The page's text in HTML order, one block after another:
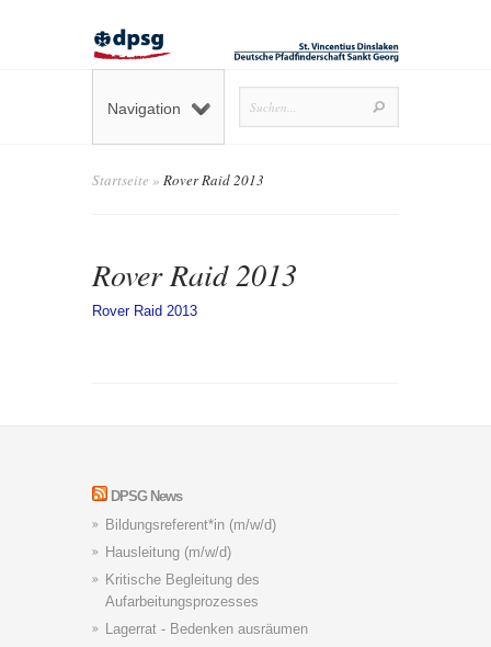
Navigation
Startseite » Rover Raid 2013
Rover Raid 2013
Rover Raid 2013
DPSG News
Bildungsreferent*in (m/w/d)
Hausleitung (m/w/d)
Kritische Begleitung des
Aufarbeitungsprozesses
Lagerrat - Bedenken ausräumen